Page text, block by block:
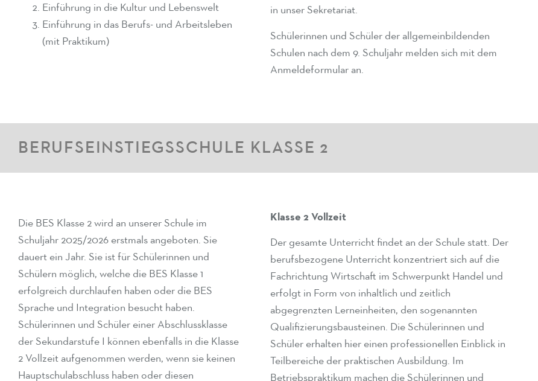
Einführung in die Kultur und Lebenswelt
Einführung in das Berufs- und Arbeitsleben
(mit Praktikum)
in unser Sekretariat.
Schülerinnen und Schüler der allgemeinbildenden
Schulen nach dem 9. Schuljahr melden sich mit dem
Anmeldeformular an.
BERUFSEINSTIEGSSCHULE KLASSE 2
Die BES Klasse 2 wird an unserer Schule im
Schuljahr 2025/2026 erstmals angeboten. Sie
dauert ein Jahr. Sie ist für Schülerinnen und
Schülern möglich, welche die BES Klasse 1
erfolgreich durchlaufen haben oder die BES
Sprache und Integration besucht haben.
Schülerinnen und Schüler einer Abschlussklasse
der Sekundarstufe I können ebenfalls in die Klasse
2 Vollzeit aufgenommen werden, wenn sie keinen
Hauptschulabschluss haben oder diesen
Klasse 2 Vollzeit
Der gesamte Unterricht findet an der Schule statt. Der
berufsbezogene Unterricht konzentriert sich auf die
Fachrichtung Wirtschaft im Schwerpunkt Handel und
erfolgt in Form von inhaltlich und zeitlich
abgegrenzten Lerneinheiten, den sogenannten
Qualifizierungsbausteinen. Die Schülerinnen und
Schüler erhalten hier einen professionellen Einblick in
Teilbereiche der praktischen Ausbildung. Im
Betriebspraktikum machen die Schülerinnen und